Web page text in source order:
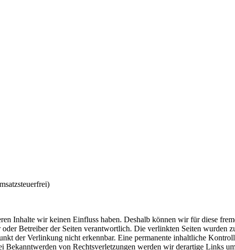
Inhalte wir keinen Einfluss haben. Deshalb können wir für diese
Betreiber der Seiten verantwortlich. Die verlinkten Seiten wurden
der Verlinkung nicht erkennbar. Eine permanente inhaltliche
von Rechtsverletzungen werden wir derartige Links